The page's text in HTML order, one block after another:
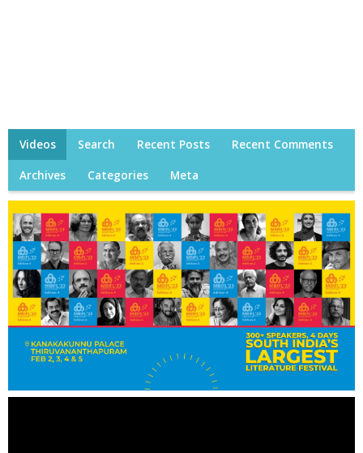
Videos Search Recent Posts Recent Comments
Archives Categories Meta